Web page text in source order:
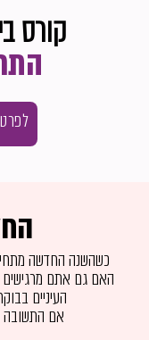
קורס
כשהשנה החדשה
האם גם אתם
העיניים
אם התשובה